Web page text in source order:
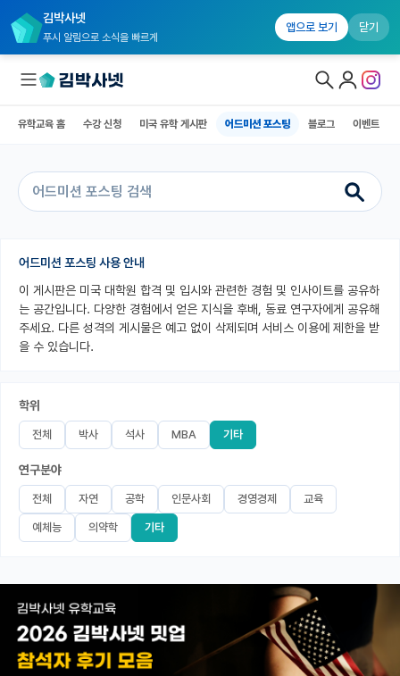
김박사넷
푸시 알림으로 소식을 빠르게
앱으로 보기 닫기
국내대학원 정보
커뮤니티
커리어
유학교육
미국 유학 게시판
어드미션 포스팅
블로그
이벤트
이벤트
반도체 아카데미
유학교육 홈 수강 신청 미국 유학 게시판 어드미션 포스팅 블로그 이벤트
유학교육 홈 어드미션 포스팅 블로그
어드미션 포스팅 사용 안내
이 게시판은 미국 대학원 합격 및 입시와 관련한 경험 및 인사이트를 공유하
는 공간입니다. 다양한 경험에서 얻은 지식을 후배, 동료 연구자에게 공유해
주세요. 다른 성격의 게시물은 예고 없이 삭제되며 서비스 이용에 제한을 받
을 수 있습니다.
학위
전체 박사 석사 MBA 기타
연구분야
전체 자연 공학 인문사회 경영경제 교육
예체능 의약학 기타